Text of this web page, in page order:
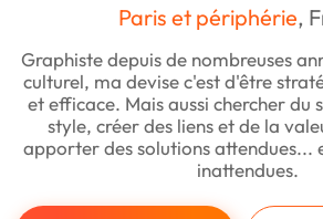
Paris et périphérie,
Graphiste depuis de nombreuses
culturel, ma devise c'est d'être
et efficace. Mais aussi chercher du
style, créer des liens et de la
apporter des solutions attendues...
inattendues.